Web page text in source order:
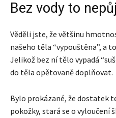
Bez vody to
Věděli jste, že většinu
našeho těla “vypouštěna”, a
Jelikož bez ní tělo vypadá
do těla opětovaně doplňovat.
Bylo prokázané, že dostatek
pokožky, stará se o vyloučení